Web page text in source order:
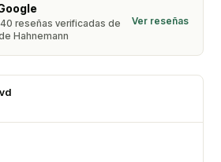
reseñas verificadas de
Hahnemann
Ver reseñas